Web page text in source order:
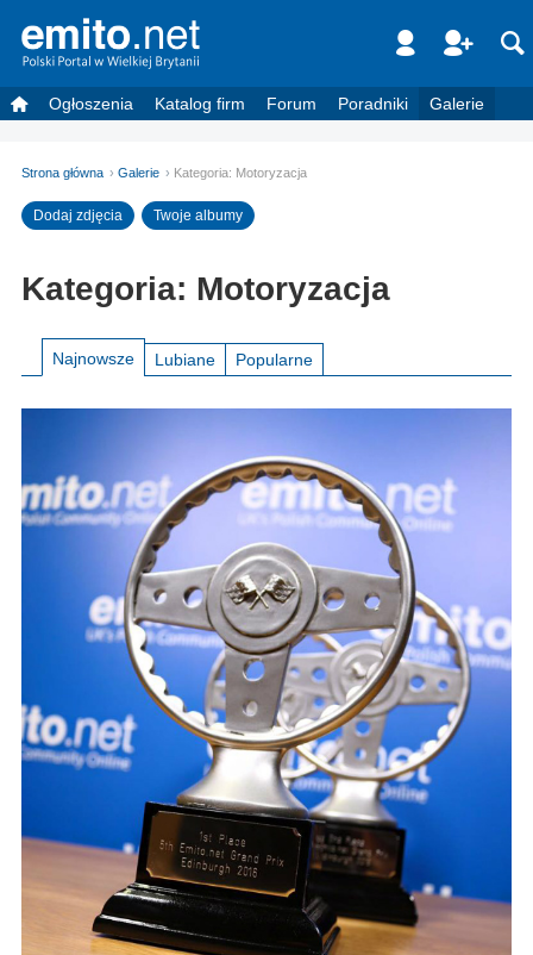
Ogłoszenia Katalog firm Forum Poradniki Galerie
Strona główna Galerie Kategoria: Motoryzacja
Dodaj zdjęcia Twoje albumy
Kategoria: Motoryzacja
Najnowsze Lubiane Popularne